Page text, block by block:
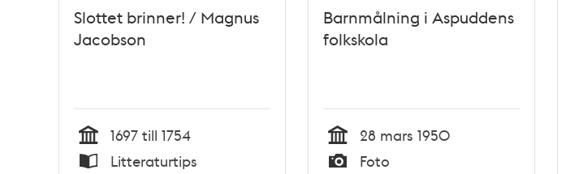
Slottet brinner! / Magnus
Jacobson
Tid
1697 till 1754
Litteraturtips
Barnmålning i Aspuddens
folkskola
Tid
28 mars 1950
Foto